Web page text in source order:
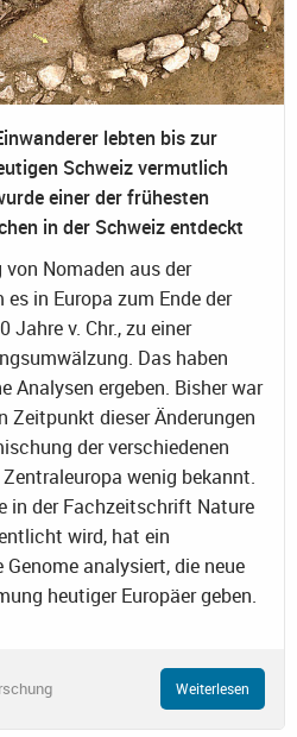
lebten bis zur
Schweiz vermutlich
einer der frühesten
in der Schweiz entdeckt
Nomaden aus der
in Europa zum Ende der
Jahre v. Chr., zu einer
Das haben
Analysen ergeben. Bisher war
Zeitpunkt dieser Änderungen
der verschiedenen
wenig bekannt.
in der Fachzeitschrift Nature
wird, hat ein
analysiert, die neue
heutiger Europäer geben.
Weiterlesen